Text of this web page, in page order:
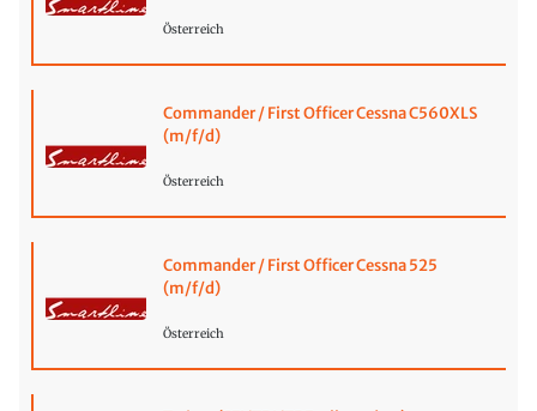
Österreich
Commander / First Officer Cessna C560XLS
(m/f/d)
Österreich
Commander / First Officer Cessna 525
(m/f/d)
Österreich